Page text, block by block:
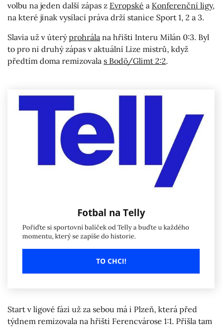
volbu na jeden další zápas z Evropské a Konferenční ligy,
na které jinak vysílací práva drží stanice Sport 1, 2 a 3.
Slavia už v úterýprohrála na hřišti Interu Milán 0:3. Byl
to pro ni druhý zápas v aktuální Lize mistrů, když
předtím doma remizovala s Bodö/Glimt 2:2.
Fotbal na Telly
Pořiďte si sportovní balíček od Telly a buďte u každého
momentu, který se zapíše do historie.
TO CHCI!
Start v ligové fázi už za sebou má i Plzeň, která před
týdnem remizovala na hřišti Ferencvárose 1:1. Přišla tam